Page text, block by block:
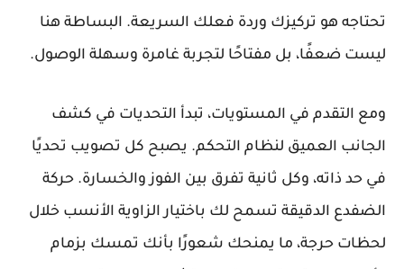
تحتاجه هو تركيزك وردة فعلك السريعة. البساطة هنا
ليست ضعفًا، بل مفتاحًا لتجربة غامرة وسهلة الوصول.
ومع التقدم في المستويات، تبدأ التحديات في كشف
الجانب العميق لنظام التحكم. يصبح كل تصويب تحديًا
في حد ذاته، وكل ثانية تفرق بين الفوز والخسارة. حركة
الضفدع الدقيقة تسمح لك باختيار الزاوية الأنسب خلال
لحظات حرجة، ما يمنحك شعورًا بأنك تمسك بزمام